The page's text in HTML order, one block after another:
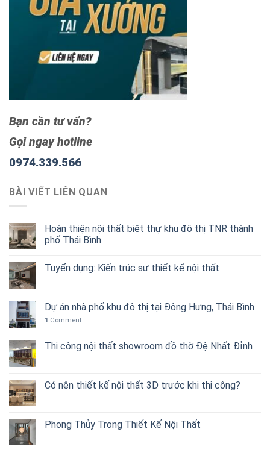
Bạn cần tư vấn?
Gọi ngay hotline
0974.339.566
BÀI VIẾT LIÊN QUAN
Hoàn thiện nội thất biệt thự khu đô thị TNR thành
phố Thái Bình
Tuyển dụng: Kiến trúc sư thiết kế nội thất
Dự án nhà phố khu đô thị tại Đông Hưng, Thái Bình
1 Comment
Thi công nội thất showroom đồ thờ Đệ Nhất Đỉnh
Có nên thiết kế nội thất 3D trước khi thi công?
Phong Thủy Trong Thiết Kế Nội Thất